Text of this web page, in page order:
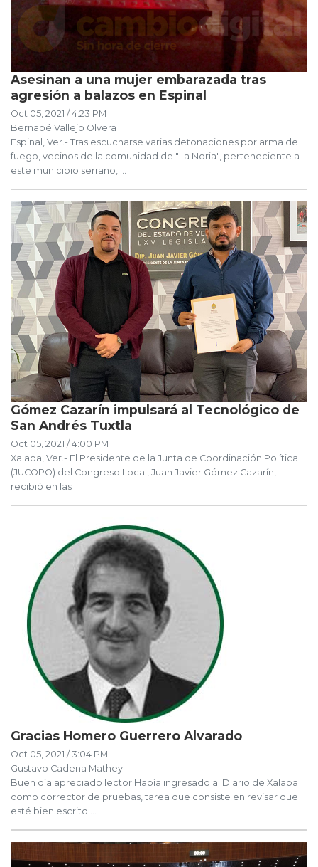
Asesinan a una mujer embarazada tras
agresión a balazos en Espinal
Oct 05, 2021 / 4:23 PM
Bernabé Vallejo Olvera
Espinal, Ver.- Tras escucharse varias detonaciones por arma de
fuego, vecinos de la comunidad de "La Noria", perteneciente a
este municipio serrano, ...
Gómez Cazarín impulsará al Tecnológico de
San Andrés Tuxtla
Oct 05, 2021 / 4:00 PM
Xalapa, Ver.- El Presidente de la Junta de Coordinación Política
(JUCOPO) del Congreso Local, Juan Javier Gómez Cazarín,
recibió en las ...
Gracias Homero Guerrero Alvarado
Oct 05, 2021 / 3:04 PM
Gustavo Cadena Mathey
Buen día apreciado lector:Había ingresado al Diario de Xalapa
como corrector de pruebas, tarea que consiste en revisar que
esté bien escrito ...